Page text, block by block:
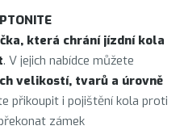
která chrání jízdní kola
. V jejich nabídce můžete
velikostí, tvarů a úrovně
přikoupit i pojištění kola proti
zámek